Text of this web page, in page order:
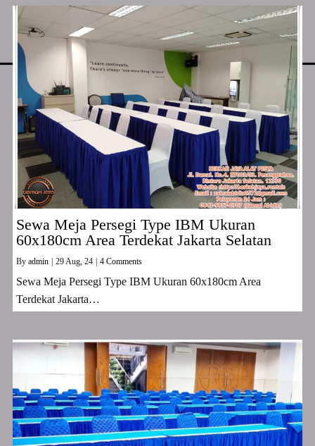
Sewa Meja Persegi Type IBM Ukuran
60x180cm Area Terdekat Jakarta Selatan
By admin 29Aug, 24 4 Comments
Sewa Meja Persegi Type IBM Ukuran 60x180cm Area
Terdekat Jakarta…